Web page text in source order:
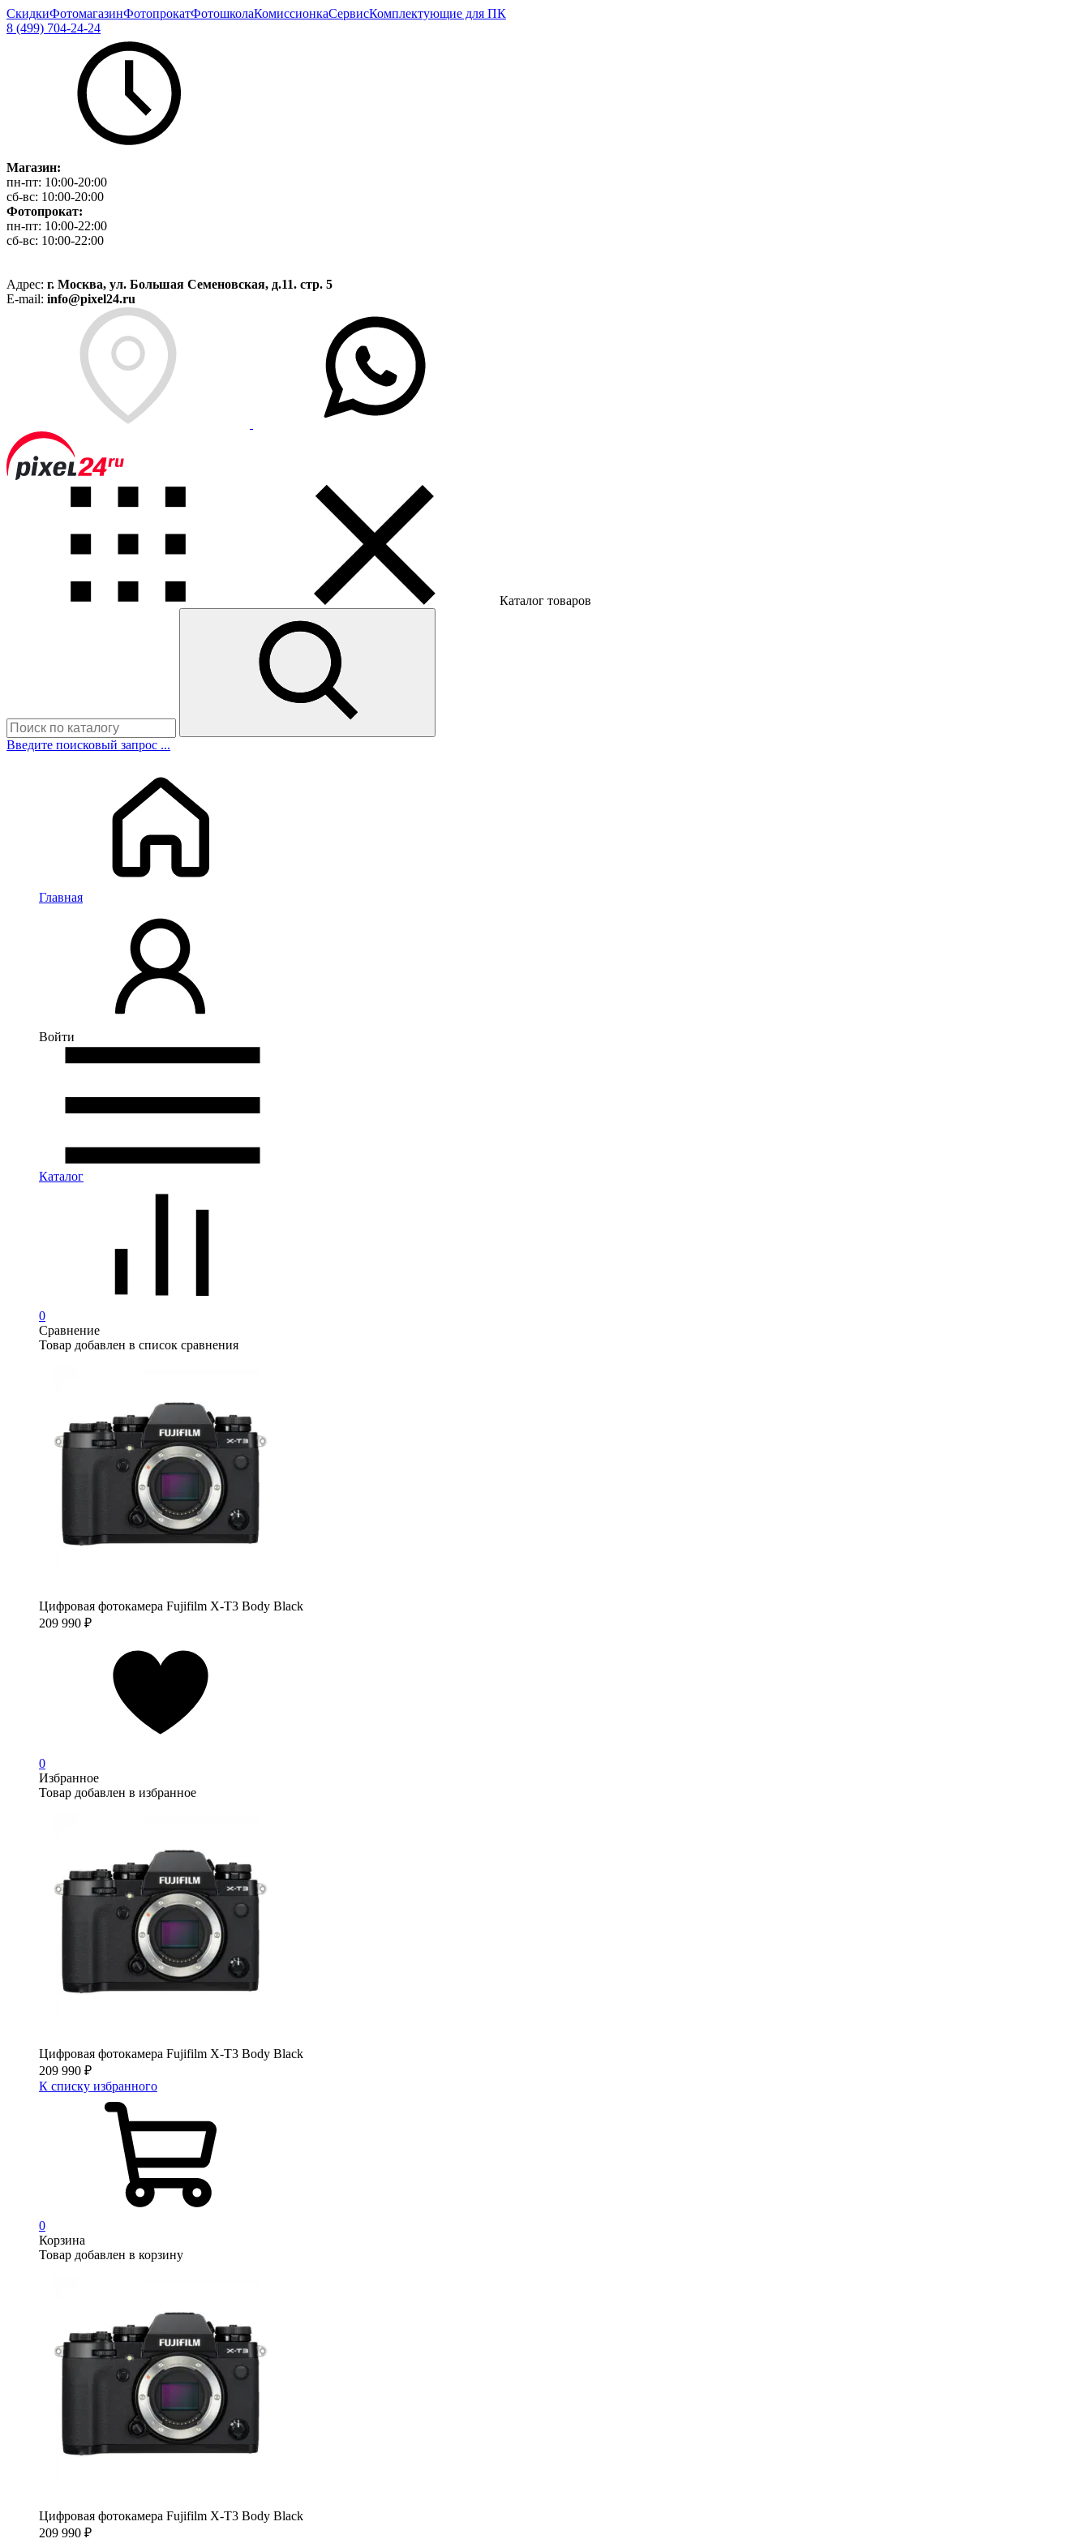
СкидкиФотомагазинФотопрокатФотошколаКомиссионкаСервисКомплектующие для ПК
8 (499) 704-24-24
Магазин:
пн-пт: 10:00-20:00
сб-вс: 10:00-20:00
Фотопрокат:
пн-пт: 10:00-22:00
сб-вс: 10:00-22:00
Адрес: г. Москва, ул. Большая Семеновская, д.11. стр. 5
E-mail: info@pixel24.ru
Каталог товаров
Введите поисковый запрос ...
Главная
Войти
Каталог
0
Сравнение
Товар добавлен в список сравнения
Цифровая фотокамера Fujifilm X-T3 Body Black
209 990 ₽
0
Избранное
Товар добавлен в избранное
Цифровая фотокамера Fujifilm X-T3 Body Black
209 990 ₽
К списку избранного
0
Корзина
Товар добавлен в корзину
Цифровая фотокамера Fujifilm X-T3 Body Black
209 990 ₽